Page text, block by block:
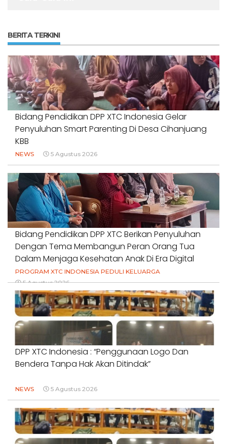
BERITA TERKINI
Bidang Pendidikan DPP XTC Indonesia Gelar
Penyuluhan Smart Parenting Di Desa Cihanjuang
KBB
NEWS 5 Agustus 2026
Bidang Pendidikan DPP XTC Berikan Penyuluhan
Dengan Tema Membangun Peran Orang Tua
Dalam Menjaga Kesehatan Anak Di Era Digital
PROGRAM XTC INDONESIA PEDULI KELUARGA
5 Agustus 2026
DPP XTC Indonesia : “Penggunaan Logo Dan
Bendera Tanpa Hak Akan Ditindak”
NEWS 5 Agustus 2026